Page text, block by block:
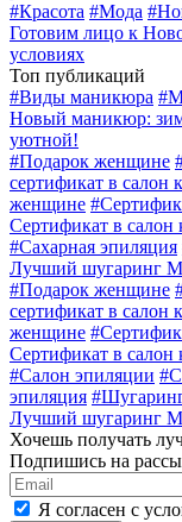
#Красота #Мода #
Готовим лицо к
условиях
Топ публикаций
#Виды маникюра #
Новый маникюр:
уютной!
#Подарок женщине
сертификат в салон
женщине #
Сертификат в салон
#Сахарная эпиляция
Лучший шугаринг
#Подарок женщине
сертификат в салон
женщине #
Сертификат в салон
#Салон эпиляции #
эпиляция #
Лучший шугаринг
Хочешь получать
Подпишись на
Я согласен с